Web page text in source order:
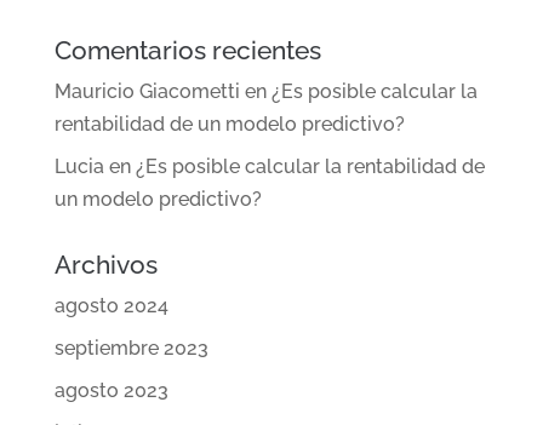
Comentarios recientes
Mauricio Giacometti en ¿Es posible calcular la
rentabilidad de un modelo predictivo?
Lucia en ¿Es posible calcular la rentabilidad de
un modelo predictivo?
Archivos
agosto 2024
septiembre 2023
agosto 2023